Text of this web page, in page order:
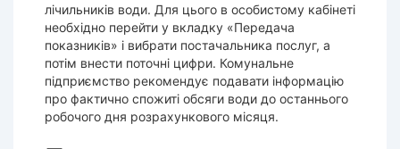
лічильників води. Для цього в особистому кабінеті
необхідно перейти у вкладку «Передача
показників» і вибрати постачальника послуг, а
потім внести поточні цифри. Комунальне
підприємство рекомендує подавати інформацію
про фактично спожиті обсяги води до останнього
робочого дня розрахункового місяця.